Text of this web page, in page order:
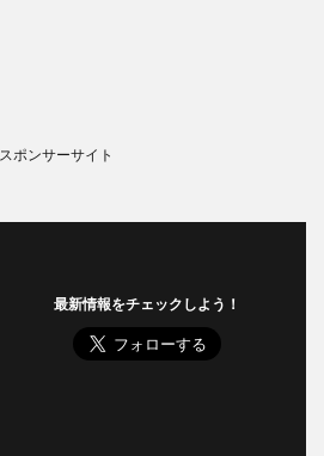
スポンサーサイト
最新情報をチェックしよう！